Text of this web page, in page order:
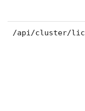
/api/cluster/